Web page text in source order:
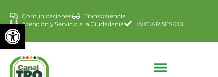
Abrir barra de
Comunicaciones
Transparencia
Atención y Servicio a la Ciudadanía
INICIAR SESION